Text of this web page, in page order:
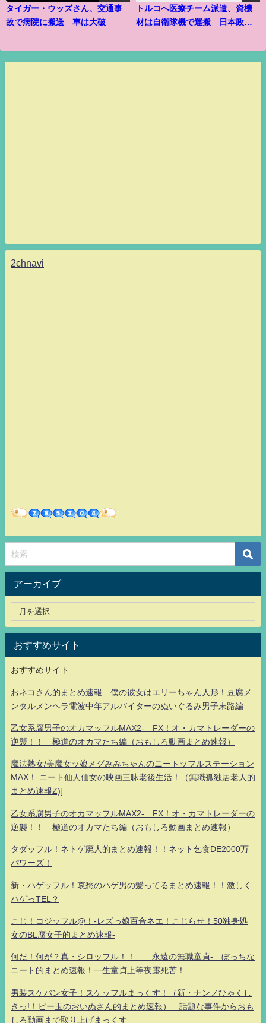
タイガー・ウッズさん、交通事
故で病院に搬送 車は大破
......
トルコへ医療チーム派遣、資機
材は自衛隊機で運搬 日本政府
......
2chnavi
アーカイブ
おすすめサイト
おすすめサイト
おネコさん的まとめ速報 僕の彼女はエリーちゃん人形！豆腐メ
ンタルメンヘラ電波中年アルバイターのぬいぐるみ男子末路編
乙女系腐男子のオカマッフルMAX2- FX！オ・カマトレーダーの
逆襲！！ 極道のオカマたち編（おもしろ動画まとめ速報）
魔法熟女/美魔女ッ娘メグみみちゃんのニートッフルステーション
MAX！ ニート仙人仙女の映画三昧老後生活！（無職孤独居老人的
まとめ速報Z)]
乙女系腐男子のオカマッフルMAX2- FX！オ・カマトレーダーの
逆襲！！ 極道のオカマたち編（おもしろ動画まとめ速報）
タダッフル！ネトゲ廃人的まとめ速報！！ネット乞食DE2000万
パワーズ！
新・ハゲッフル！哀愁のハゲ男の髪ってるまとめ速報！！激しく
ハゲっTEL？
こじ！コジッフル@！-レズっ娘百合ネエ！こじらせ！50独身処
女のBL腐女子的まとめ速報-
何だ！何が？真・シロッフル！！ 永遠の無職童貞- ぼっちな
ニート的まとめ速報！一生童貞上等夜露死苦！
男装スケバン女子！スケッフルまっくす！（新・ナンノひゃくし
きっ!！ビー玉のおいぬさん的まとめ速報） 話題な事件からおも
しろ動画まで取り上げまっくす